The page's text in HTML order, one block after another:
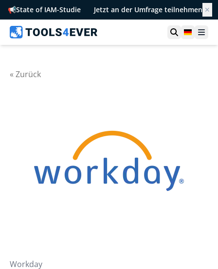
📢State of IAM-Studie Jetzt an der Umfrage teilnehmen ✕
Suche
« Zurück
Workday